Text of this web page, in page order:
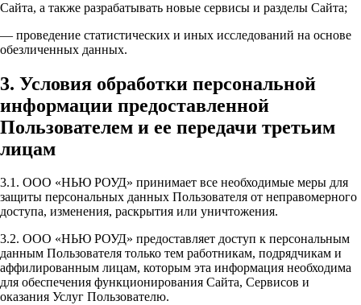
Сайта, а также разрабатывать новые сервисы и разделы Сайта;
— проведение статистических и иных исследований на основе
обезличенных данных.
3. Условия обработки персональной
информации предоставленной
Пользователем и ее передачи третьим
лицам
3.1. ООО «НЬЮ РОУД» принимает все необходимые меры для
защиты персональных данных Пользователя от неправомерного
доступа, изменения, раскрытия или уничтожения.
3.2. ООО «НЬЮ РОУД» предоставляет доступ к персональным
данным Пользователя только тем работникам, подрядчикам и
аффилированным лицам, которым эта информация необходима
для обеспечения функционирования Сайта, Сервисов и
оказания Услуг Пользователю.